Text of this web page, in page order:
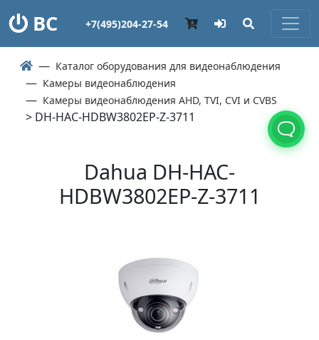
ВС +7(495)204-27-54
Каталог оборудования для видеонаблюдения
Камеры видеонаблюдения
Камеры видеонаблюдения AHD, TVI, CVI и CVBS
> DH-HAC-HDBW3802EP-Z-3711
Dahua DH-HAC-
HDBW3802EP-Z-3711